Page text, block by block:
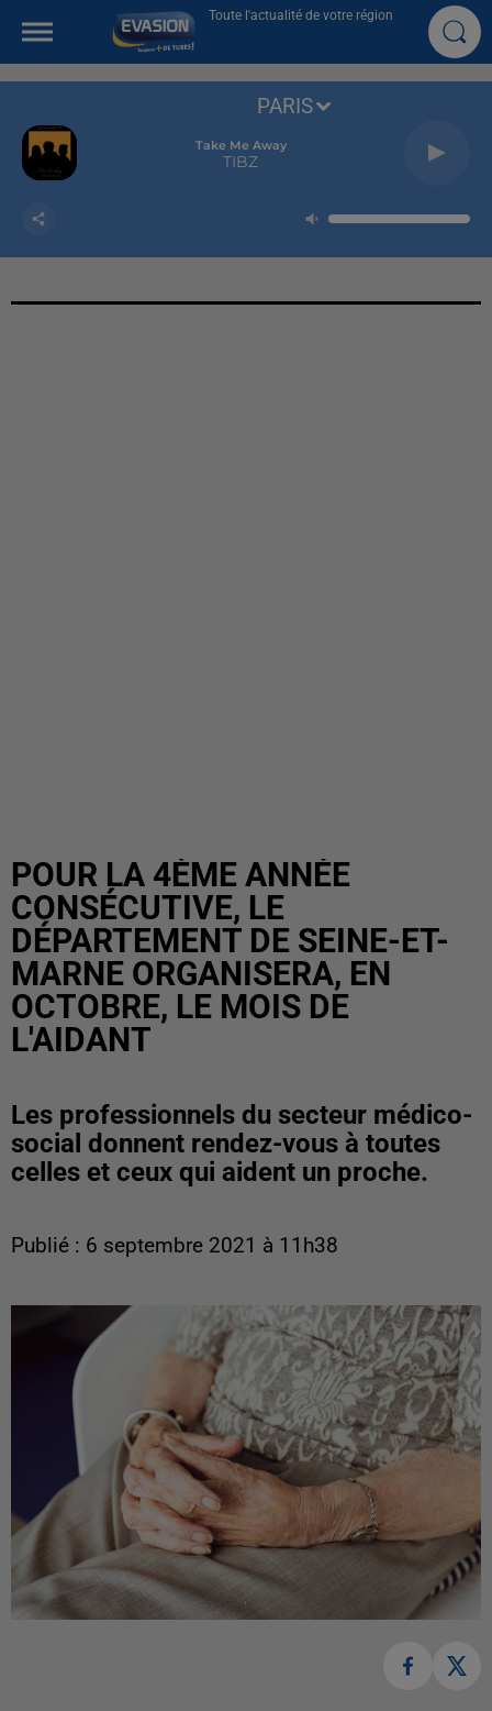
Toute l'actualité de votre région
Take Me Away
TIBZ
PARIS
POUR LA 4ÈME ANNÉE
CONSÉCUTIVE, LE
DÉPARTEMENT DE SEINE-ET-
MARNE ORGANISERA, EN
OCTOBRE, LE MOIS DE
L'AIDANT
Les professionnels du secteur médico-
social donnent rendez-vous à toutes
celles et ceux qui aident un proche.
Publié : 6 septembre 2021 à 11h38